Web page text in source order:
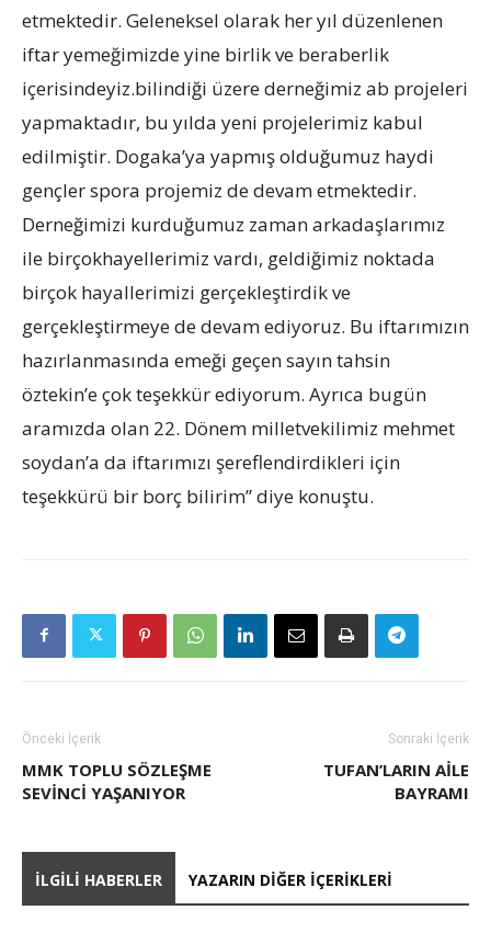
etmektedir. Geleneksel olarak her yıl düzenlenen
iftar yemeğimizde yine birlik ve beraberlik
içerisindeyiz.bilindiği üzere derneğimiz ab projeleri
yapmaktadır, bu yılda yeni projelerimiz kabul
edilmiştir. Dogaka’ya yapmış olduğumuz haydi
gençler spora projemiz de devam etmektedir.
Derneğimizi kurduğumuz zaman arkadaşlarımız
ile birçokhayellerimiz vardı, geldiğimiz noktada
birçok hayallerimizi gerçekleştirdik ve
gerçekleştirmeye de devam ediyoruz. Bu iftarımızın
hazırlanmasında emeği geçen sayın tahsin
öztekin’e çok teşekkür ediyorum. Ayrıca bugün
aramızda olan 22. Dönem milletvekilimiz mehmet
soydan’a da iftarımızı şereflendirdikleri için
teşekkürü bir borç bilirim” diye konuştu.
Önceki İçerik
MMK TOPLU SÖZLEŞME
SEVİNCİ YAŞANIYOR
Sonraki İçerik
TUFAN’LARIN AILE
BAYRAMI
İLGILI HABERLER YAZARIN DIĞER İÇERIKLERI